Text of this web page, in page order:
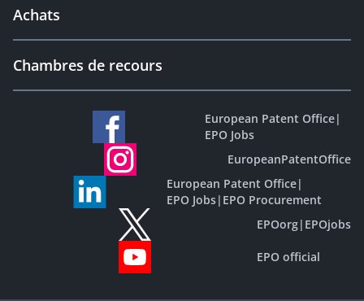
Achats
Chambres de recours
European Patent Office|
EPO Jobs
EuropeanPatentOffice
European Patent Office|
EPO Jobs| EPO Procurement
EPOorg| EPOjobs
EPO official